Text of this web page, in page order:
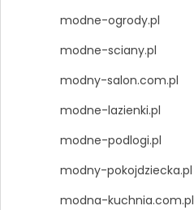
modne-ogrody.pl
modne-sciany.pl
modny-salon.com.pl
modne-lazienki.pl
modne-podlogi.pl
modny-pokojdziecka.pl
modna-kuchnia.com.pl